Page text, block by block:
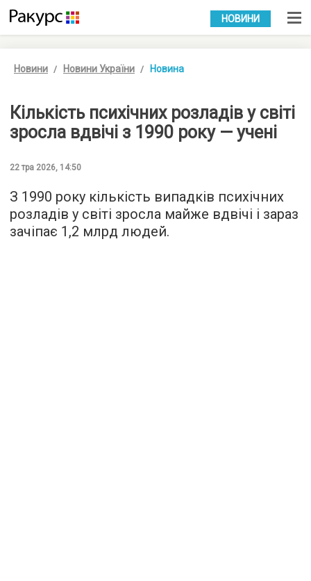
УКР РУС
НОВИНИ
Новини Новини України Новина
Кількість психічних розладів у світі
зросла вдвічі з 1990 року — учені
22 тра 2026, 14:50
З 1990 року кількість випадків психічних
розладів у світі зросла майже вдвічі і зараз
зачіпає 1,2 млрд людей.